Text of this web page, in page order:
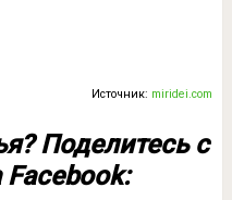
Источник: miridei.com
Поделитесь с